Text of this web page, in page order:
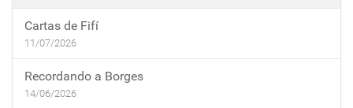
Cartas de Fifí
11/07/2026
Recordando a Borges
14/06/2026